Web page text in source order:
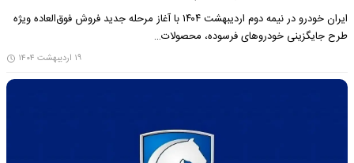
ایران خودرو در نیمه دوم اردیبهشت ۱۴۰۴ با آغاز مرحله جدید فروش فوق‌العاده ویژه
طرح جایگزینی خودروهای فرسوده، محصولات…
۱۹ اردیبهشت ۱۴۰۴